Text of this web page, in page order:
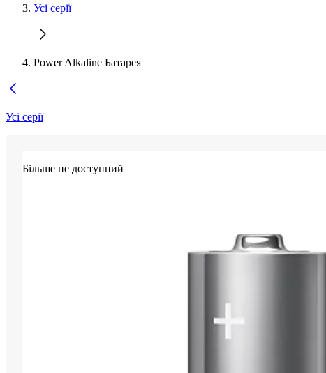
Усі серії
Power Alkaline Батарея
Усі серії
Більше не доступний